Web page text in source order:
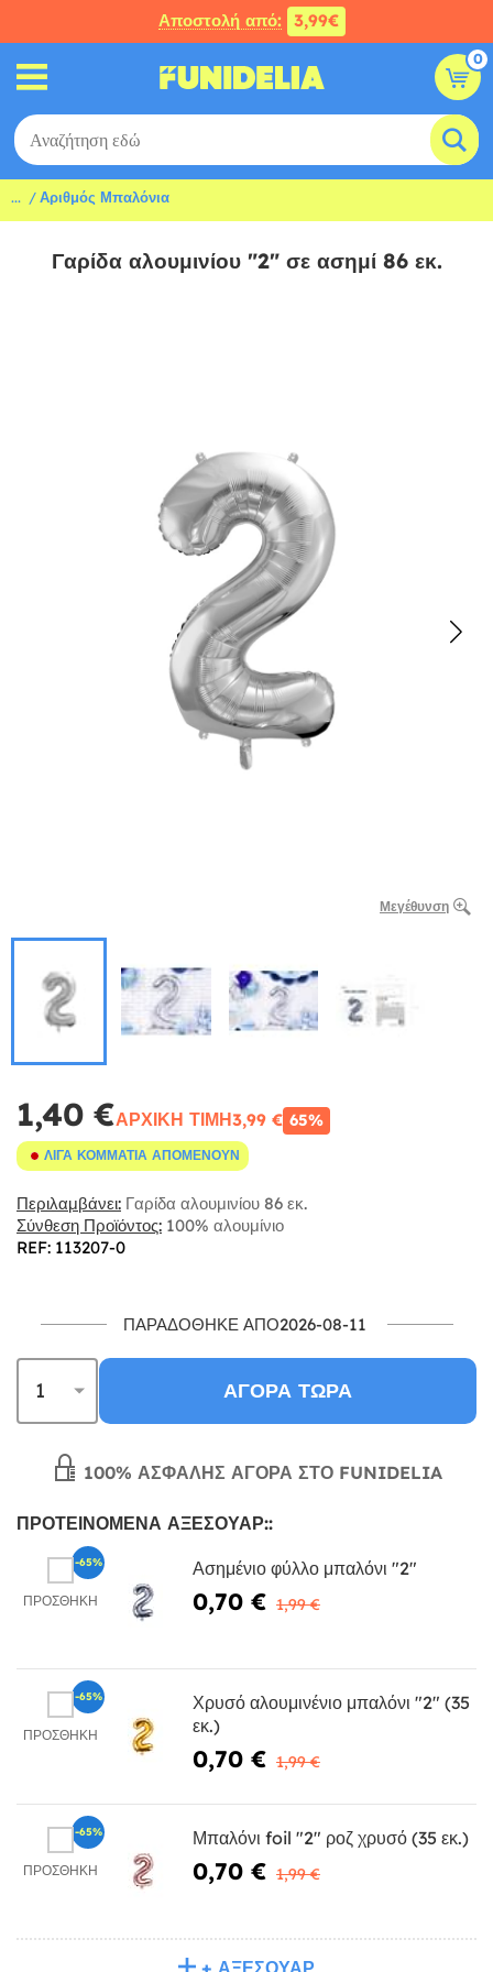
Αποστολή από: 3,99€
0
... Αριθμός Μπαλόνια
Γαρίδα αλουμινίου "2" σε ασημί 86 εκ.
Μεγέθυνση
1,40 €ΑΡΧΙΚΉ ΤΙΜΉ3,99 € 65%
ΛΊΓΑ ΚΟΜΜΆΤΙΑ ΑΠΟΜΈΝΟΥΝ
Περιλαμβάνει: Γαρίδα αλουμινίου 86 εκ.
Σύνθεση Προϊόντος: 100% αλουμίνιο
REF: 113207-0
ΠΑΡΑΔΌΘΗΚΕ ΑΠΌ2026-08-11
ΑΓΟΡΆ ΤΏΡΑ
100% ΑΣΦΑΛΉΣ ΑΓΟΡΆ ΣΤΟ FUNIDELIA
ΠΡΟΤΕΙΝΌΜΕΝΑ ΑΞΕΣΟΥΆΡ::
ΠΡΟΣΘΉΚΗ
Ασημένιο φύλλο μπαλόνι "2"
0,70 € 1,99 €
-65%
ΠΡΟΣΘΉΚΗ
Χρυσό αλουμινένιο μπαλόνι "2" (35
εκ.)
0,70 € 1,99 €
-65%
ΠΡΟΣΘΉΚΗ
Μπαλόνι foil "2" ροζ χρυσό (35 εκ.)
0,70 € 1,99 €
-65%
+ ΑΞΕΣΟΥΆΡ